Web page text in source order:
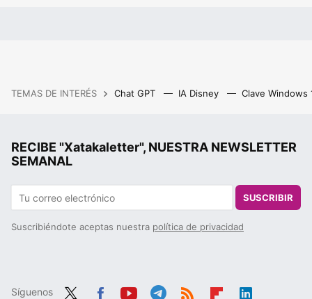
TEMAS DE INTERÉS Chat GPT IA Disney Clave Windows
RECIBE "Xatakaletter", NUESTRA NEWSLETTER
SEMANAL
SUSCRIBIR
Suscribiéndote aceptas nuestra política de privacidad
Síguenos